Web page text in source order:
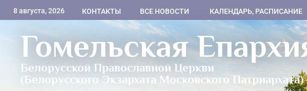
8 августа, 2026 КОНТАКТЫ ВСЕ НОВОСТИ КАЛЕНДАРЬ, РАСПИСАНИЕ
Гомельская
Белорусской Православной Церкви
(Белорусского Экзархата Московского Патриархата)